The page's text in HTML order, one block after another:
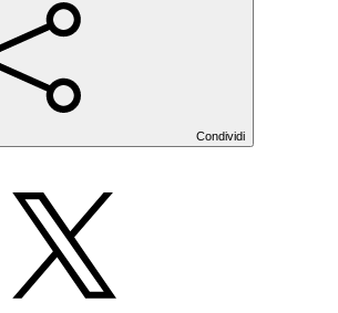
Condividi